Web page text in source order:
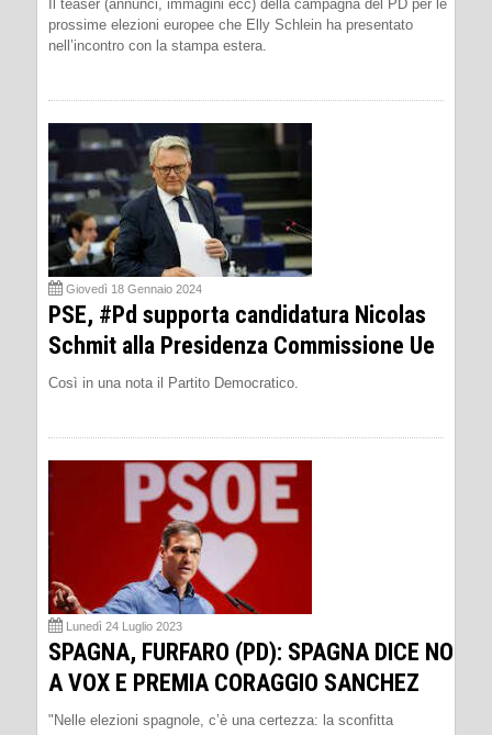
Il teaser (annunci, immagini ecc) della campagna del PD per le
prossime elezioni europee che Elly Schlein ha presentato
nell’incontro con la stampa estera.
Giovedì 18 Gennaio 2024
PSE, #Pd supporta candidatura Nicolas
Schmit alla Presidenza Commissione Ue
Così in una nota il Partito Democratico.
Lunedì 24 Luglio 2023
SPAGNA, FURFARO (PD): SPAGNA DICE NO
A VOX E PREMIA CORAGGIO SANCHEZ
"Nelle elezioni spagnole, c’è una certezza: la sconfitta